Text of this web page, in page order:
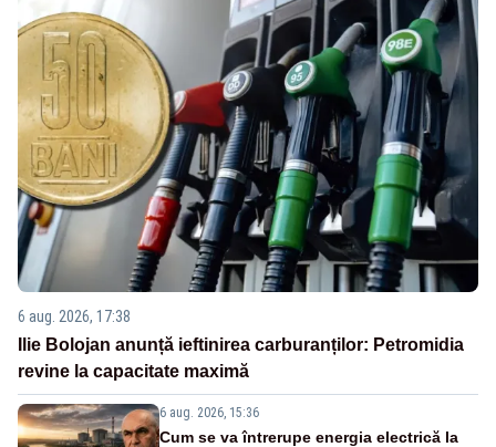
6 aug. 2026, 17:38
Ilie Bolojan anunță ieftinirea carburanților: Petromidia
revine la capacitate maximă
6 aug. 2026, 15:36
Cum se va întrerupe energia electrică la